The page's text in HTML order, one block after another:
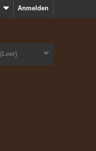
Anmelden
(Leer)